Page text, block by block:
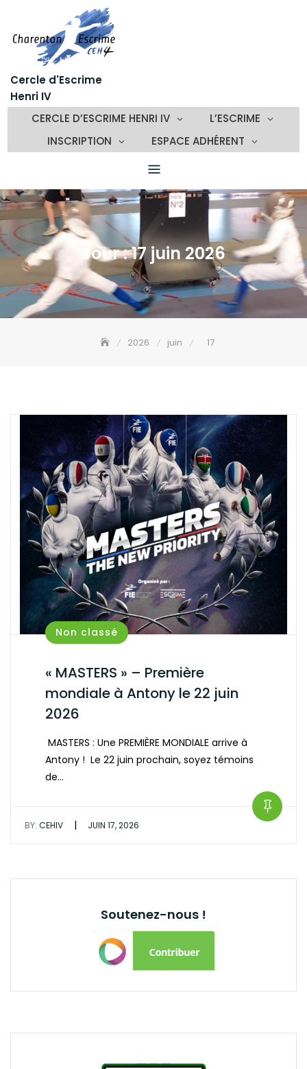
content
Cercle d'Escrime
Henri IV
CERCLE D’ESCRIME HENRI IV
L’ESCRIME
INSCRIPTION
ESPACE ADHÉRENT
Jour :17 juin 2026
2026 juin 17
Non classé
« MASTERS » – Première
mondiale à Antony le 22 juin
2026
MASTERS : Une PREMIÈRE MONDIALE arrive à
Antony ! Le 22 juin prochain, soyez témoins
de…
BY: CEHIV | JUIN 17, 2026
Soutenez-nous !